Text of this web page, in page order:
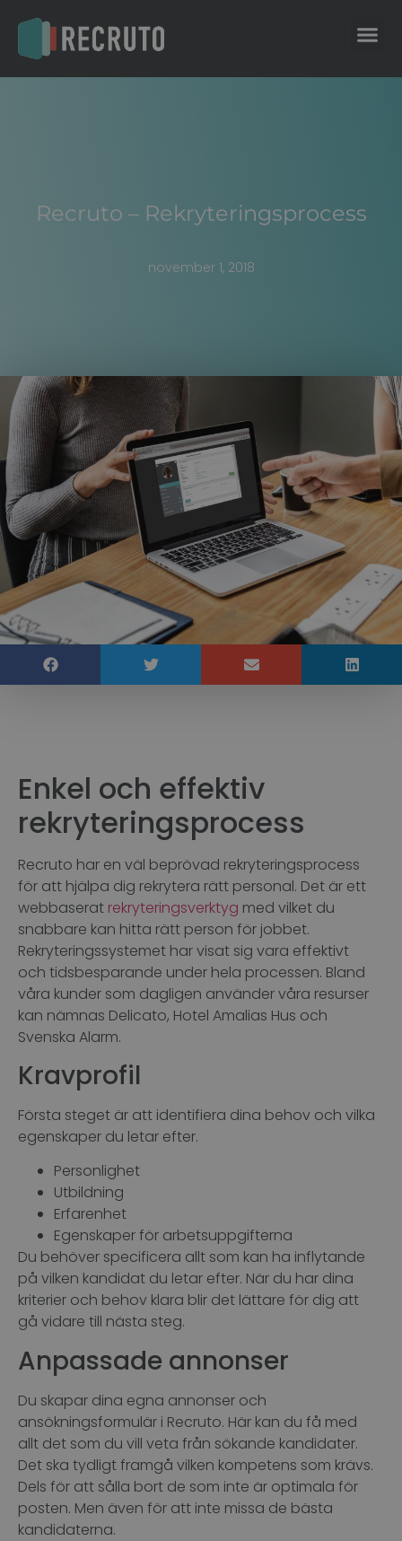
Recruto – Rekryteringsprocess
november 1, 2018
Enkel och effektiv
rekryteringsprocess
Recruto har en väl beprövad rekryteringsprocess
för att hjälpa dig rekrytera rätt personal. Det är ett
webbaserat rekryteringsverktyg med vilket du
snabbare kan hitta rätt person för jobbet.
Rekryteringssystemet har visat sig vara effektivt
och tidsbesparande under hela processen. Bland
våra kunder som dagligen använder våra resurser
kan nämnas Delicato, Hotel Amalias Hus och
Svenska Alarm.
Kravprofil
Första steget är att identifiera dina behov och vilka
egenskaper du letar efter.
Personlighet
Utbildning
Erfarenhet
Egenskaper för arbetsuppgifterna
Du behöver specificera allt som kan ha inflytande
på vilken kandidat du letar efter. När du har dina
kriterier och behov klara blir det lättare för dig att
gå vidare till nästa steg.
Anpassade annonser
Du skapar dina egna annonser och
ansökningsformulär i Recruto. Här kan du få med
allt det som du vill veta från sökande kandidater.
Det ska tydligt framgå vilken kompetens som krävs.
Dels för att sålla bort de som inte är optimala för
posten. Men även för att inte missa de bästa
kandidaterna.